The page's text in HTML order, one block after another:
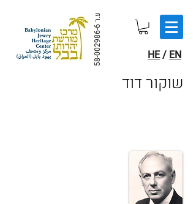
ע.ר
58-002986-6 HE/ EN
שוקור דוד